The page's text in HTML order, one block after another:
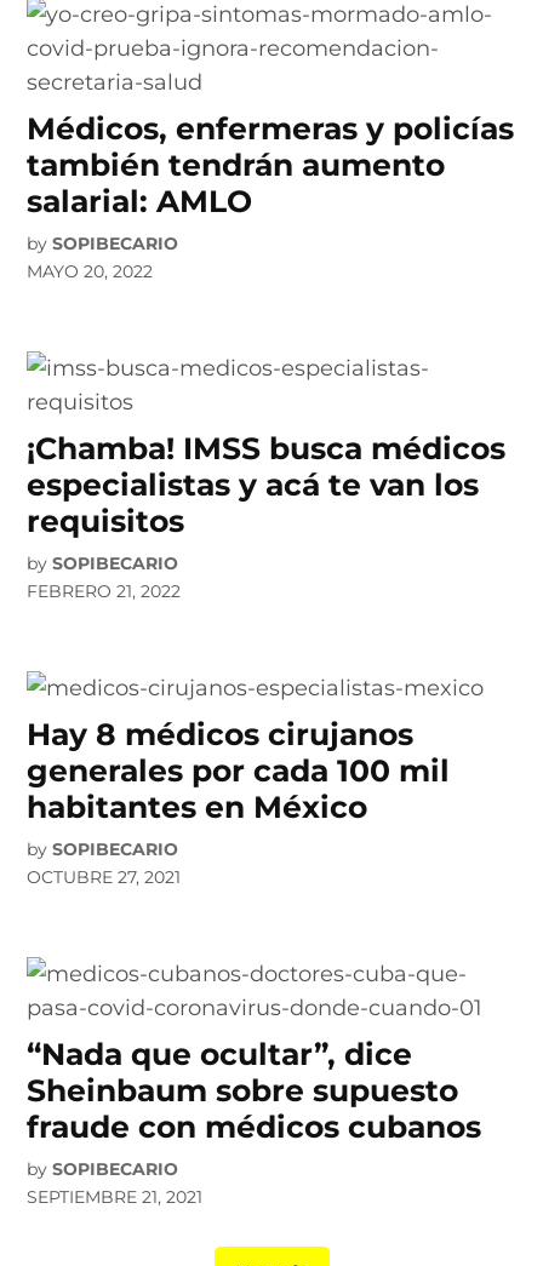
Médicos, enfermeras y policías
también tendrán aumento
salarial: AMLO
by SOPIBECARIO
MAYO 20, 2022
¡Chamba! IMSS busca médicos
especialistas y acá te van los
requisitos
by SOPIBECARIO
FEBRERO 21, 2022
Hay 8 médicos cirujanos
generales por cada 100 mil
habitantes en México
by SOPIBECARIO
OCTUBRE 27, 2021
“Nada que ocultar”, dice
Sheinbaum sobre supuesto
fraude con médicos cubanos
by SOPIBECARIO
SEPTIEMBRE 21, 2021